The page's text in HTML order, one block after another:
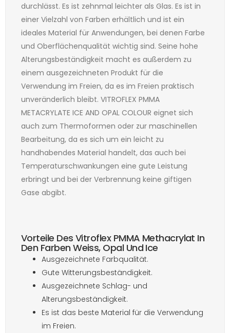
durchlässt. Es ist zehnmal leichter als Glas. Es ist in
einer Vielzahl von Farben erhältlich und ist ein
ideales Material für Anwendungen, bei denen Farbe
und Oberflächenqualität wichtig sind. Seine hohe
Alterungsbeständigkeit macht es außerdem zu
einem ausgezeichneten Produkt für die
Verwendung im Freien, da es im Freien praktisch
unveränderlich bleibt. VITROFLEX PMMA
METACRYLATE ICE AND OPAL COLOUR eignet sich
auch zum Thermoformen oder zur maschinellen
Bearbeitung, da es sich um ein leicht zu
handhabendes Material handelt, das auch bei
Temperaturschwankungen eine gute Leistung
erbringt und bei der Verbrennung keine giftigen
Gase abgibt.
Vorteile Des Vitroflex PMMA Methacrylat In
Den Farben Weiss, Opal Und Ice
Ausgezeichnete Farbqualität.
Gute Witterungsbeständigkeit.
Ausgezeichnete Schlag- und
Alterungsbeständigkeit.
Es ist das beste Material für die Verwendung
im Freien.